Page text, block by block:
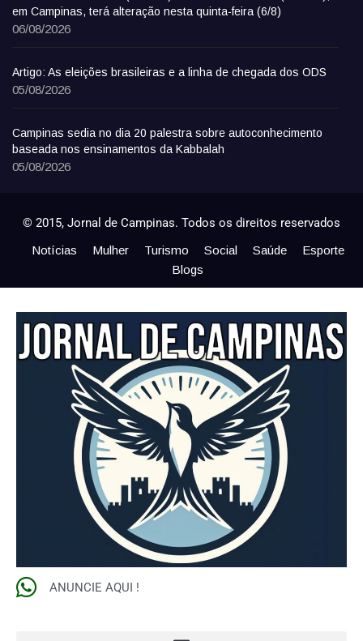
em Campinas, terá alteração nesta quinta-feira (6/8)
06/08/2026
Artigo: As eleições brasileiras e a linha de chegada dos ODS
05/08/2026
Campinas sedia no dia 20 palestra sobre autoconhecimento
baseada nos ensinamentos da Kabbalah
05/08/2026
© 2015, Jornal de Campinas. Todos os direitos reservados
Notícias Mulher Turismo Social Saúde
Esporte
Blogs
ANUNCIE AQUI !